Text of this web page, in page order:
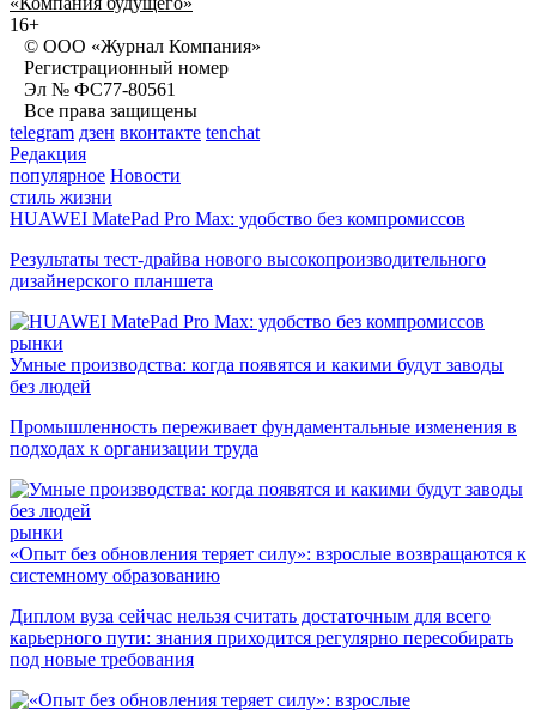
16+
© ООО «Журнал Компания»
Регистрационный номер
Эл № ФС77-80561
Все права защищены
telegram дзен вконтакте tenchat
Редакция
популярное Новости
стиль жизни
HUAWEI MatePad Pro Max: удобство без компромиссов
Результаты тест-драйва нового высокопроизводительного
дизайнерского планшета
рынки
Умные производства: когда появятся и какими будут заводы
без людей
Промышленность переживает фундаментальные изменения в
подходах к организации труда
рынки
«Опыт без обновления теряет силу»: взрослые возвращаются к
системному образованию
Диплом вуза сейчас нельзя считать достаточным для всего
карьерного пути: знания приходится регулярно пересобирать
под новые требования